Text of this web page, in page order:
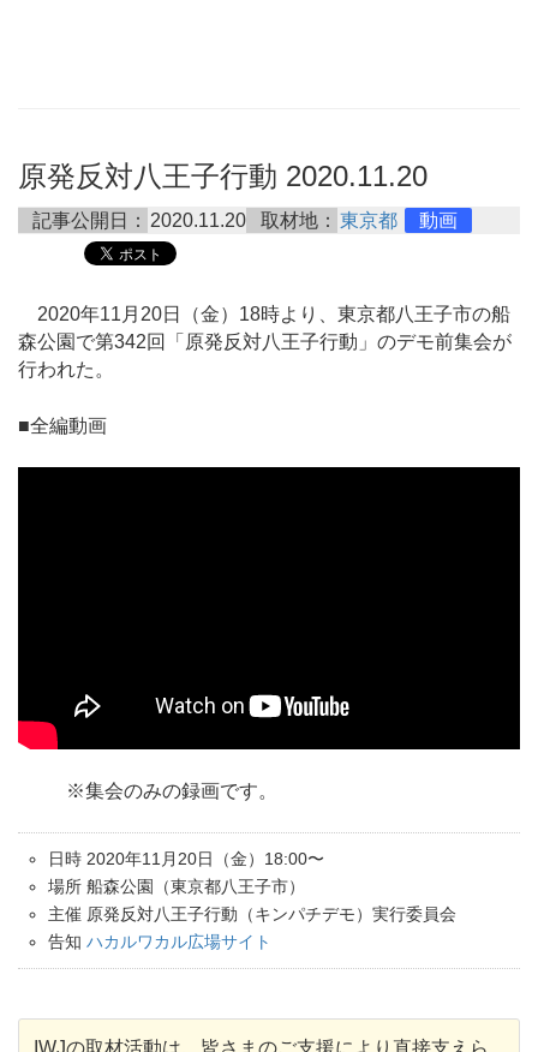
原発反対八王子行動 2020.11.20
記事公開日： 2020.11.20 取材地： 東京都 動画
2020年11月20日（金）18時より、東京都八王子市の船
森公園で第342回「原発反対八王子行動」のデモ前集会が
行われた。
■全編動画
※集会のみの録画です。
日時 2020年11月20日（金）18:00〜
場所 船森公園（東京都八王子市）
主催 原発反対八王子行動（キンパチデモ）実行委員会
告知 ハカルワカル広場サイト